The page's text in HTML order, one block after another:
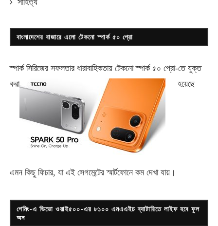
বাংলাদেশের বাজারে এলো টেকনো স্পার্ক ৫০ প্রো
স্পার্ক সিরিজের সফলতার ধারাবাহিকতায় টেকনোস্পার্ক ৫০ প্রো-তে যুক্ত
করা
হয়েছে
এমন কিছু ফিচার, যা এই সেগমেন্টের স্মার্টফোনে কম দেখা যায়।
গেমিং-এ ভিভো ওয়াই৫০০-এর ৮১০০ এমএএইচ ব্যাটারিতে লাইফ হবে ফুল
অন